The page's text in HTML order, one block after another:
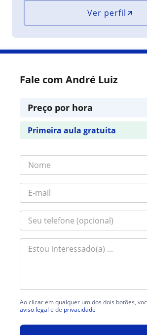
Ver perfil
Fale com André Luiz
Preço por hora
Primeira aula gratuita
Ao clicar em qualquer um dos dois botões,
aviso legal e de privacidade